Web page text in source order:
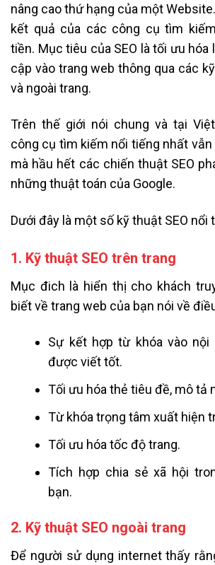
nâng cao thứ hạng của một
kết quả của các công cụ tìm
tiền. Mục tiêu của SEO là tối ưu
cập vào trang web thông qua các
và ngoài trang.
Trên thế giới nói chung và tại
công cụ tìm kiếm nổi tiếng nhất vẫn
mà hầu hết các chiến thuật SEO
những thuật toán của Google.
Dưới đây là một số kỹ thuật SEO nổi
1. Kỹ thuật SEO trên trang
Mục đich là hiển thị cho khách
biết về trang web của bạn nói về
Sự kết hợp từ khóa vào nội
được viết tốt.
Tối ưu hóa thẻ tiêu đề, mô tả
Từ khóa trọng tâm xuất hiện
Tối ưu hóa tốc độ trang.
Tích hợp chia sẻ xã hội
bạn.
2. Kỹ thuật SEO ngoài trang
Để người sử dụng internet thấy